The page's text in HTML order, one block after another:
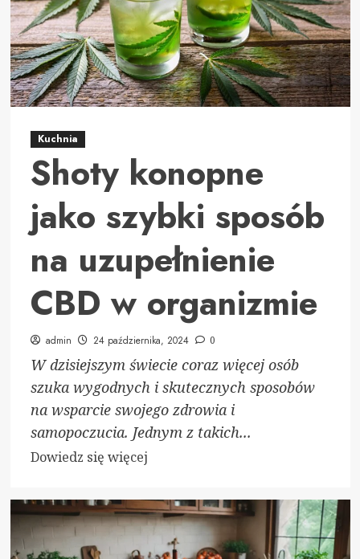
z
Jamajki
–
co
sprawia,
że
wyjątkowa?
Kuchnia
Shoty konopne
jako szybki sposób
na uzupełnienie
CBD w organizmie
admin 24 października, 2024 0
W dzisiejszym świecie coraz więcej osób
szuka wygodnych i skutecznych sposobów
na wsparcie swojego zdrowia i
samopoczucia. Jednym z takich...
Dowiedz się więcejDowiedz
więcej
o
Shoty